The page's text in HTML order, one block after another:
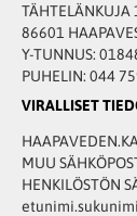
TÄHTELÄNKUJA
86601
Y-TUNNUS:
PUHELIN: 044
VIRALLISET
MUU
HENKILÖSTÖN